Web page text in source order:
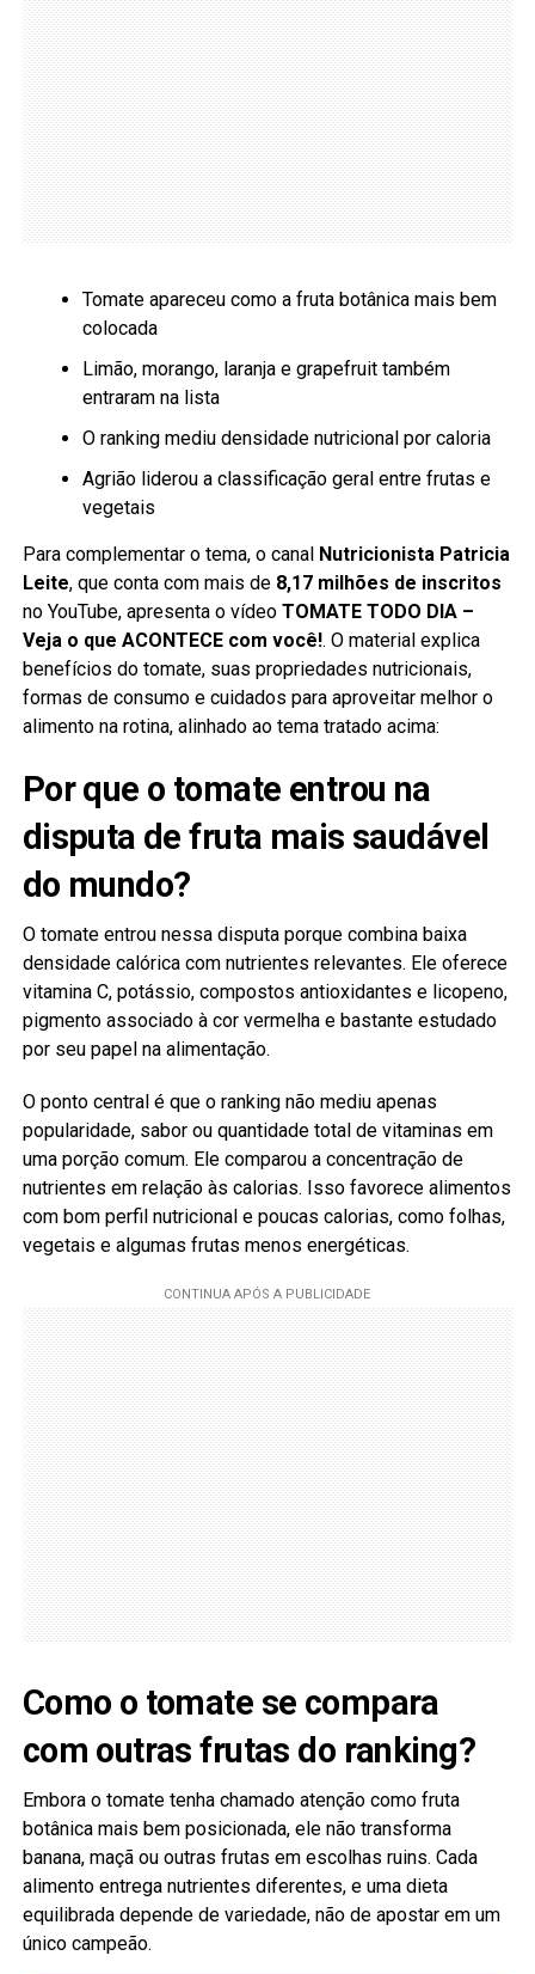
Tomate apareceu como a fruta botânica mais bem
colocada
Limão, morango, laranja e grapefruit também
entraram na lista
O ranking mediu densidade nutricional por caloria
Agrião liderou a classificação geral entre frutas e
vegetais
Para complementar o tema, o canal Nutricionista Patricia
Leite, que conta com mais de 8,17 milhões de inscritos
no YouTube, apresenta o vídeo TOMATE TODO DIA –
Veja o que ACONTECE com você!. O material explica
benefícios do tomate, suas propriedades nutricionais,
formas de consumo e cuidados para aproveitar melhor o
alimento na rotina, alinhado ao tema tratado acima:
Por que o tomate entrou na
disputa de fruta mais saudável
do mundo?
O tomate entrou nessa disputa porque combina baixa
densidade calórica com nutrientes relevantes. Ele oferece
vitamina C, potássio, compostos antioxidantes e licopeno,
pigmento associado à cor vermelha e bastante estudado
por seu papel na alimentação.
O ponto central é que o ranking não mediu apenas
popularidade, sabor ou quantidade total de vitaminas em
uma porção comum. Ele comparou a concentração de
nutrientes em relação às calorias. Isso favorece alimentos
com bom perfil nutricional e poucas calorias, como folhas,
vegetais e algumas frutas menos energéticas.
Como o tomate se compara
com outras frutas do ranking?
Embora o tomate tenha chamado atenção como fruta
botânica mais bem posicionada, ele não transforma
banana, maçã ou outras frutas em escolhas ruins. Cada
alimento entrega nutrientes diferentes, e uma dieta
equilibrada depende de variedade, não de apostar em um
único campeão.